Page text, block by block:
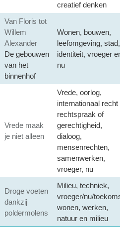
creatief denken
Van Floris tot
Willem
Alexander
De gebouwen
van het
binnenhof
Wonen, bouwen,
leefomgeving, stad,
identiteit, vroeger
nu
Vrede maak
je niet alleen
Vrede, oorlog,
internationaal recht
rechtspraak of
gerechtigheid,
dialoog,
mensenrechten,
samenwerken,
vroeger, nu
Droge voeten
dankzij
poldermolens
Milieu, techniek,
vroeger/nu/
wonen, werken,
natuur en milieu